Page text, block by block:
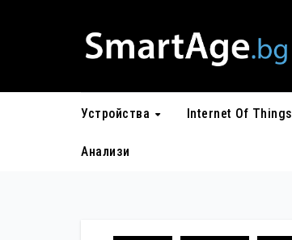
Устройства Internet Of Things
Анализи